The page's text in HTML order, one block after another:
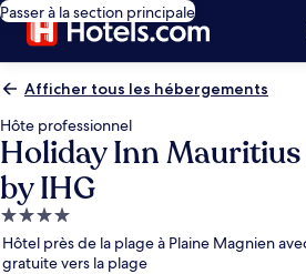
Passer à la section principale
Afficher tous les hébergements
Hôte professionnel
Holiday Inn
by IHG
Hébergement
4.0 étoiles
Hôtel près de la plage à Plaine Magnien
gratuite vers la plage